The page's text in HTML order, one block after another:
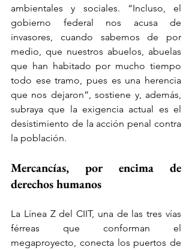
ambientales y sociales. “Incluso, el
gobierno federal nos acusa de
invasores, cuando sabemos de por
medio, que nuestros abuelos, abuelas
que han habitado por mucho tiempo
todo ese tramo, pues es una herencia
que nos dejaron”, sostiene y, además,
subraya que la exigencia actual es el
desistimiento de la acción penal contra
la población.
Mercancías, por encima de
derechos humanos
La Línea Z del CIIT, una de las tres vías
férreas que conforman el
megaproyecto, conecta los puertos de